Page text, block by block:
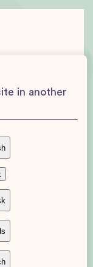
in another